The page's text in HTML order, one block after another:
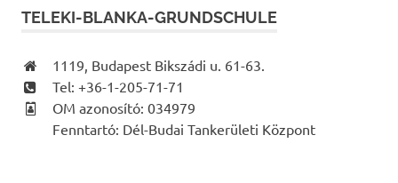
TELEKI-BLANKA-GRUNDSCHULE
1119, Budapest Bikszádi u. 61-63.
Tel: +36-1-205-71-71
OM azonosító: 034979
Fenntartó: Dél-Budai Tankerületi Központ